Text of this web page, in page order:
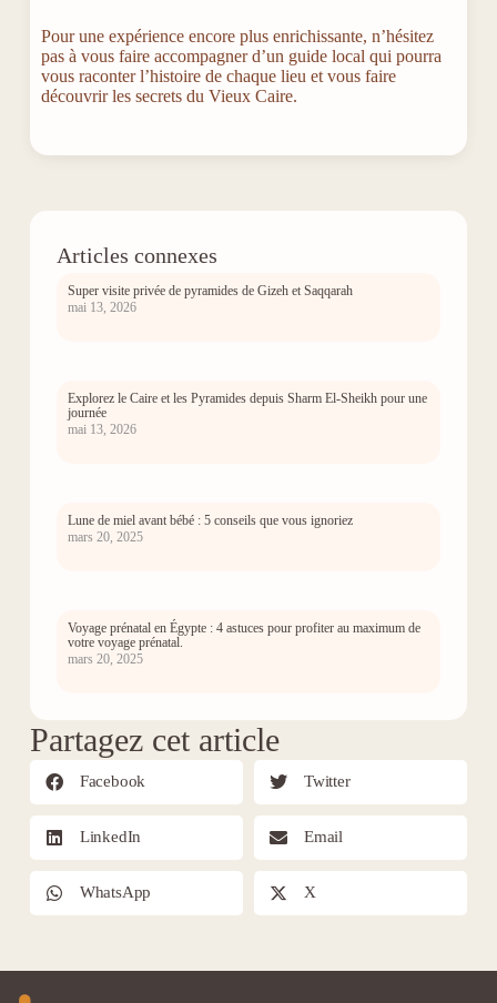
Pour une expérience encore plus enrichissante, n’hésitez
pas à vous faire accompagner d’un guide local qui pourra
vous raconter l’histoire de chaque lieu et vous faire
découvrir les secrets du Vieux Caire.
Articles connexes
Super visite privée de pyramides de Gizeh et Saqqarah
mai 13, 2026
Explorez le Caire et les Pyramides depuis Sharm El-Sheikh pour une
journée
mai 13, 2026
Lune de miel avant bébé : 5 conseils que vous ignoriez
mars 20, 2025
Voyage prénatal en Égypte : 4 astuces pour profiter au maximum de
votre voyage prénatal.
mars 20, 2025
Partagez cet article
Facebook Twitter
LinkedIn Email
WhatsApp X